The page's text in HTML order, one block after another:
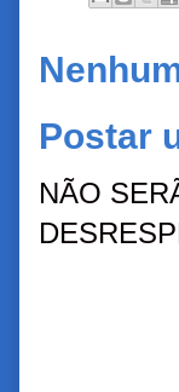
Postar
NÃO